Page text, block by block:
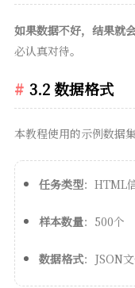
如果数据不好，结果就会
必认真对待。
3.2 数据格式
本教程使用的示例数据集
任务类型：HTML
样本数量：500个
数据格式：JSON